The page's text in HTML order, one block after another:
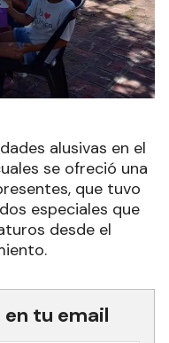
alusivas en el
se ofreció una
que tuvo
especiales que
desde el
tu email